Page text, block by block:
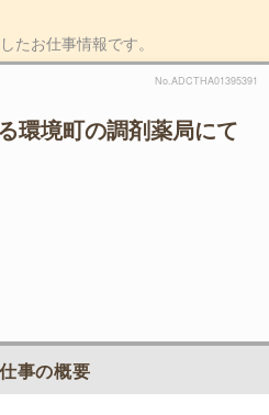
たお仕事情報です。
No.ADCTHA01395391
環境町の調剤薬局にて
事の概要